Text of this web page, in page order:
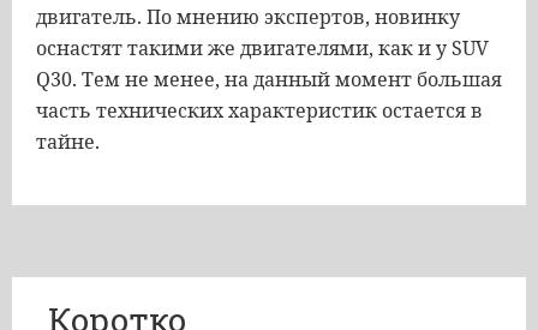
двигатель. Помнению экспертов, новинку
оснастяттакимиже двигателями, какиуSUV
Q30. Темне менее, наданныймомент большая
часть техническиххарактеристик остаетсяв
тайне.
Коротко